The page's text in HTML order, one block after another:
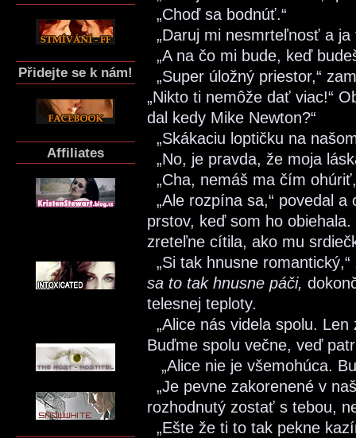
Přidejte se k nám!
Affiliates
„Choď sa bodnúť.“
„Daruj mi nesmrteľnosť a
„A na čo mi bude, keď
„Super úložný priestor,“
„Nikto ti nemôže dať viac!“
dal kedy Mike Newton?“
„Skákaciu loptičku na
„No, je pravda, že moja
„Cha, nemáš ma čím
„Ale rozpína sa,“ povedal
prstov, keď som ho obiehala.
zreteľne cítila, ako mu
„Si tak hnusne
sa to tak hnusne páči,
telesnej teploty.
„Alice nás videla spolu.
Buďme spolu večne, veď
„Alice nie je všemohúca.
„Je pevne zakorenené v
rozhodnutý zostať s tebou,
„Ešte že ti to tak pekne